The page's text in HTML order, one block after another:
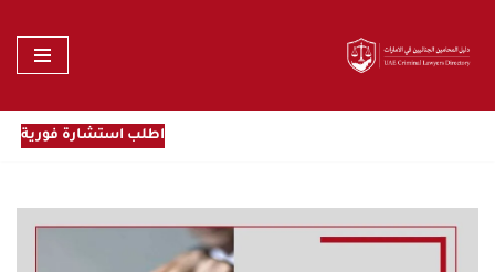
تخطى
اطلب استشارة فورية